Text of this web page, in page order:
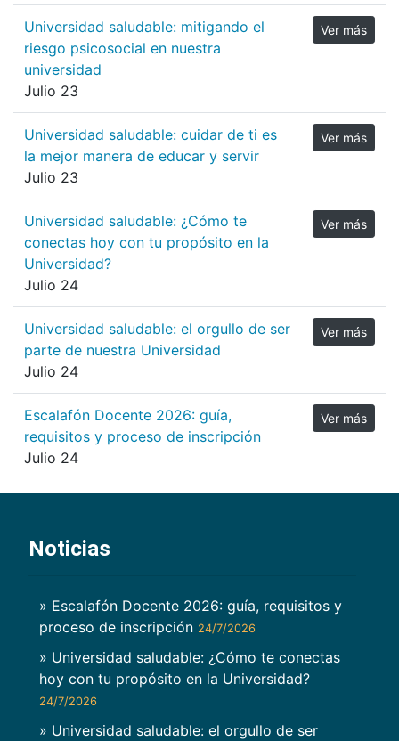
Universidad saludable: mitigando el
riesgo psicosocial en nuestra
universidad
Julio 23
Ver más
Universidad saludable: cuidar de ti es
la mejor manera de educar y servir
Julio 23
Ver más
Universidad saludable: ¿Cómo te
conectas hoy con tu propósito en la
Universidad?
Julio 24
Ver más
Universidad saludable: el orgullo de ser
parte de nuestra Universidad
Julio 24
Ver más
Escalafón Docente 2026: guía,
requisitos y proceso de inscripción
Julio 24
Ver más
Noticias
» Escalafón Docente 2026: guía, requisitos y
proceso de inscripción 24/7/2026
» Universidad saludable: ¿Cómo te conectas
hoy con tu propósito en la Universidad?
24/7/2026
» Universidad saludable: el orgullo de ser